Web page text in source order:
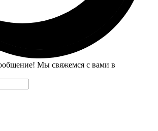
Мы свяжемся с вами в